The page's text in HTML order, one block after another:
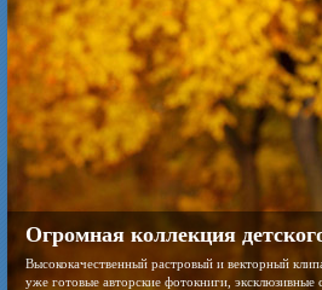
Огромная коллекция
Высококачественный растровый и векторный
уже готовые авторские фотокниги,